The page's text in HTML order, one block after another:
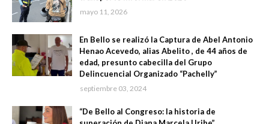
mayo 11, 2026
En Bello se realizó la Captura de Abel Antonio
Henao Acevedo, alias Abelito , de 44 años de
edad, presunto cabecilla del Grupo
Delincuencial Organizado “Pachelly”
septiembre 03, 2024
“De Bello al Congreso: la historia de